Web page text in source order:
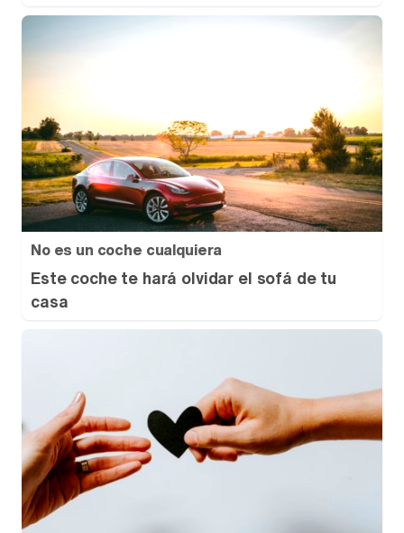
No es un coche cualquiera
Este coche te hará olvidar el sofá de tu
casa